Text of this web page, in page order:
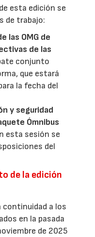
esta edición se
de trabajo:
las OMG de
de las
conjunto
que estará
la fecha del
y seguridad
Ómnibus
esta sesión se
del
de la edición
continuidad a los
en la pasada
de 2025